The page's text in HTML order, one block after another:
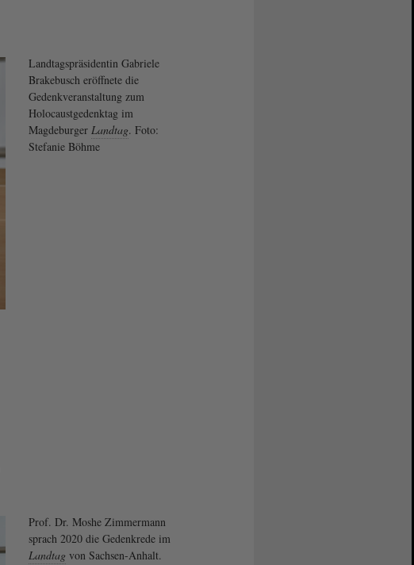
Landtagspräsidentin Gabriele
Brakebusch eröffnete die
Gedenkveranstaltung zum
Holocaustgedenktag im
Magdeburger Landtag. Foto:
Stefanie Böhme
Prof. Dr. Moshe Zimmermann
sprach 2020 die Gedenkrede im
Landtagvon Sachsen-Anhalt.